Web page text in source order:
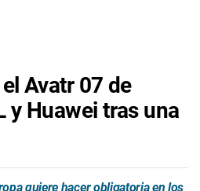
Avatr 07 de
y Huawei tras una
quiere hacer obligatoria en los